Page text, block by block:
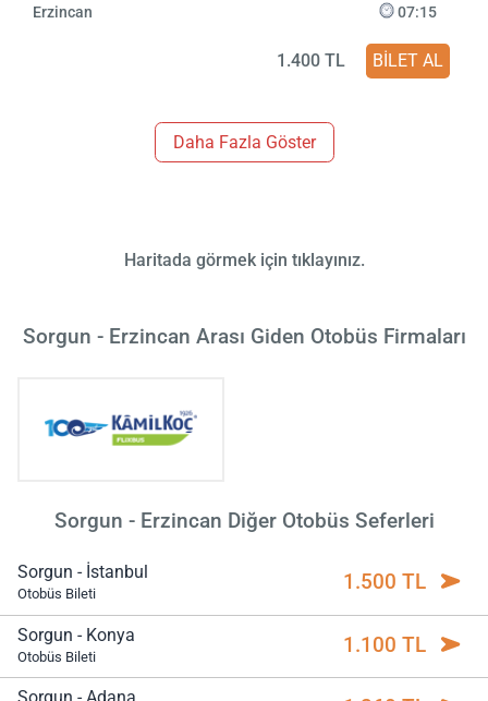
Erzincan
07:15
1.400 TL BİLET AL
Daha Fazla Göster
Haritada görmek için tıklayınız.
Sorgun - Erzincan Arası Giden Otobüs Firmaları
Sorgun - Erzincan Diğer Otobüs Seferleri
Sorgun - İstanbul
Otobüs Bileti 1.500 TL
Sorgun - Konya
Otobüs Bileti 1.100 TL